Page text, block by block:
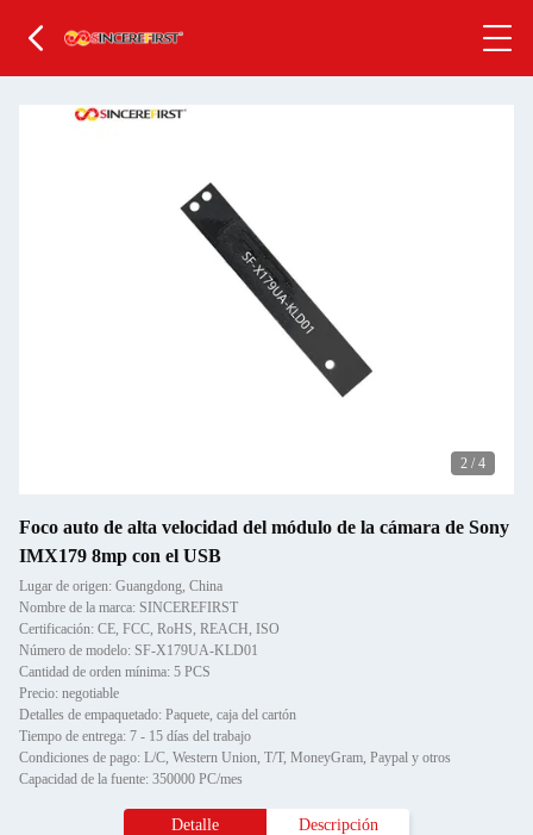
2 / 4
Foco auto de alta velocidad del módulo de la cámara de Sony
IMX179 8mp con el USB
Lugar de origen: Guangdong, China
Nombre de la marca: SINCEREFIRST
Certificación: CE, FCC, RoHS, REACH, ISO
Número de modelo: SF-X179UA-KLD01
Cantidad de orden mínima: 5 PCS
Precio: negotiable
Detalles de empaquetado: Paquete, caja del cartón
Tiempo de entrega: 7 - 15 días del trabajo
Condiciones de pago: L/C, Western Union, T/T, MoneyGram, Paypal y otros
Capacidad de la fuente: 350000 PC/mes
Detalle Descripción